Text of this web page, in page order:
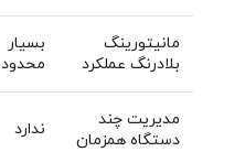
مانیتورینگ
بلادرنگ عملکرد
بسیار
محدود
مدیریت چند
دستگاه همزمان
ندارد